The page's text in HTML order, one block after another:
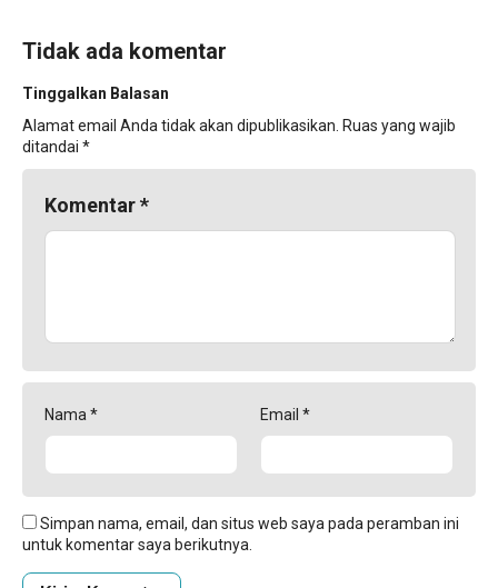
Tidak ada komentar
Tinggalkan Balasan
Alamat email Anda tidak akan dipublikasikan. Ruas yang wajib
ditandai *
Komentar*
Nama * Email *
Simpan nama, email, dan situs web saya pada peramban ini
untuk komentar saya berikutnya.